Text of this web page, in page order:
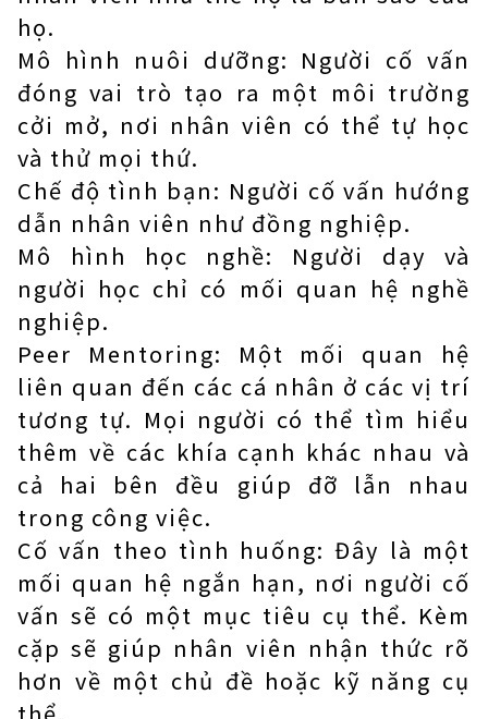
họ.
Mô hình nuôi dưỡng: Người cố vấn
đóng vai trò tạo ra một môi trường
cởi mở, nơi nhân viên có thể tự học
và thử mọi thứ.
Chế độ tình bạn: Người cố vấn hướng
dẫn nhân viên như đồng nghiệp.
Mô hình học nghề: Người dạy và
người học chỉ có mối quan hệ nghề
nghiệp.
Peer Mentoring: Một mối quan hệ
liên quan đến các cá nhân ở các vị trí
tương tự. Mọi người có thể tìm hiểu
thêm về các khía cạnh khác nhau và
cả hai bên đều giúp đỡ lẫn nhau
trong công việc.
Cố vấn theo tình huống: Đây là một
mối quan hệ ngắn hạn, nơi người cố
vấn sẽ có một mục tiêu cụ thể. Kèm
cặp sẽ giúp nhân viên nhận thức rõ
hơn về một chủ đề hoặc kỹ năng cụ
thể.